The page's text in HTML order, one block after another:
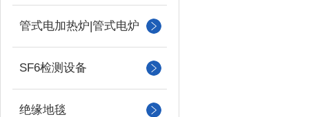
管式电加热炉|管式电炉
SF6检测设备
绝缘地毯